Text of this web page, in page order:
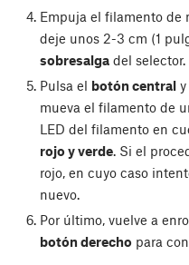
Empuja el filamento de
deje unos 2-3 cm (1
sobresalgadel selector.
Pulsa el botón centraly
mueva el filamento de
LED del filamento en
rojo y verde. Si el
rojo, en cuyo caso
nuevo.
Por último, vuelve a
botón derecho para